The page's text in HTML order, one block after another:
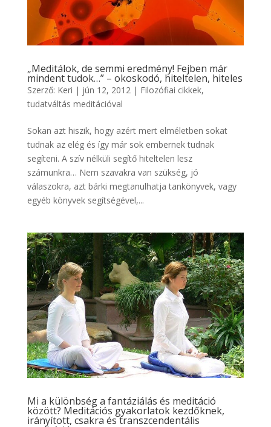
„Meditálok, de semmi eredmény! Fejben már
mindent tudok…” – okoskodó, hiteltelen, hiteles
Szerző: Keri | jún 12, 2012| Filozófiai cikkek,
tudatváltás meditációval
Sokan azt hiszik, hogy azért mert elméletben sokat
tudnak az elég és így már sok embernek tudnak
segíteni. A szív nélküli segítő hiteltelen lesz
számunkra… Nem szavakra van szükség, jó
válaszokra, azt bárki megtanulhatja tankönyvek, vagy
egyéb könyvek segítségével,...
Mi a különbség a fantáziálás és meditáció
között? Meditációs gyakorlatok kezdőknek,
irányított, csakra és transzcendentális